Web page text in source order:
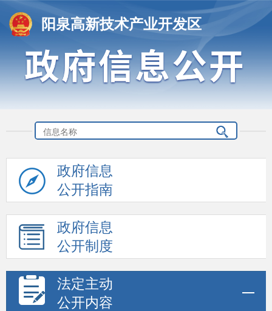
阳泉高新技术产业开发区
政府信息
公开指南
政府信息
公开制度
法定主动
公开内容